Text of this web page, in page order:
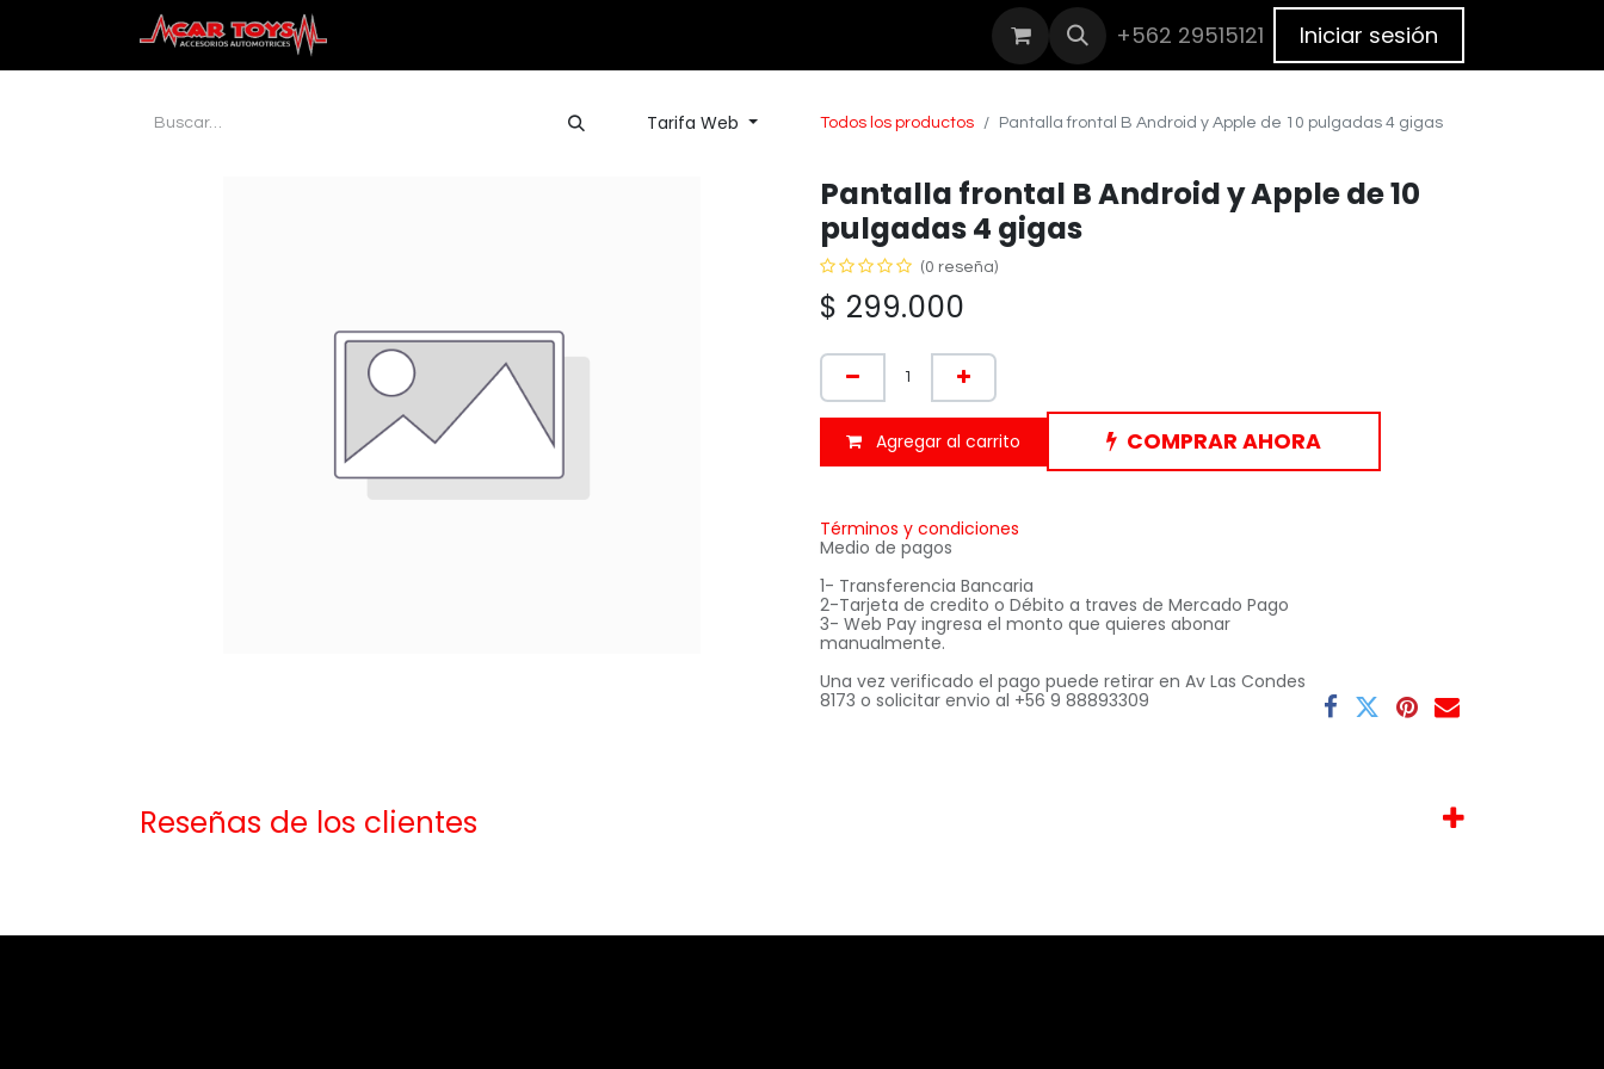
Nuestras Marcas BLOG Cita
+562 29515121 Iniciar sesión
Tarifa Web Todos los productos Pantalla frontal B Android y Apple de 10 pulgadas 4 gigas
Pantalla frontal B Android y Apple de 10
pulgadas 4 gigas
(0 reseña)
$ 299.000
Agregar al carrito COMPRAR AHORA
Términos y condiciones
Medio de pagos
1- Transferencia Bancaria
2-Tarjeta de credito o Débito a traves de Mercado Pago
3- Web Pay ingresa el monto que quieres abonar
manualmente.
Una vez verificado el pago puede retirar en Av Las Condes
8173 o solicitar envio al +56 9 88893309
Reseñas de los clientes